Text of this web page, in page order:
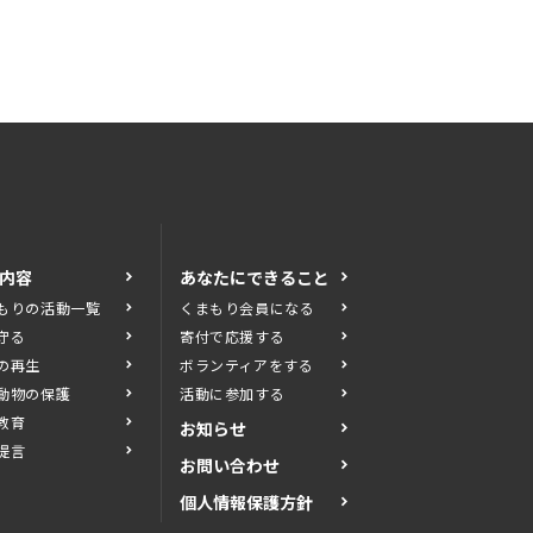
容
りの活動一覧
る
再生
物の保護
育
言
あなたにできること
くまもり会員になる
寄付で応援する
ボランティアをする
活動に参加する
お知らせ
お問い合わせ
個人情報保護方針